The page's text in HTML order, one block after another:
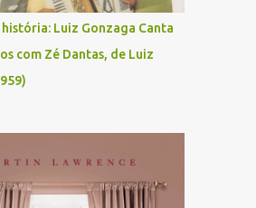
história: Luiz Gonzaga Canta
com Zé Dantas, de Luiz